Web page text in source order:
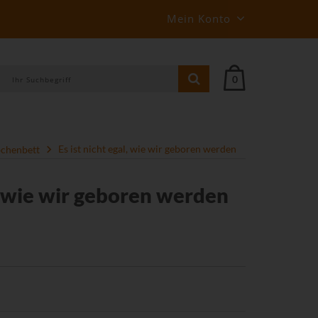
Mein Konto
0
Es ist nicht egal, wie wir geboren werden
wir geboren werden